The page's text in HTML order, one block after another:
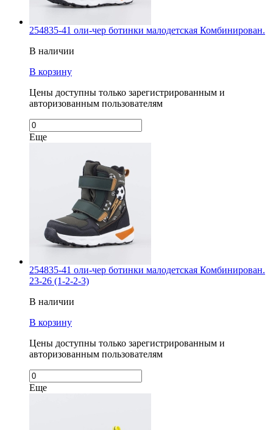
254835-41 оли-чер ботинки малодетская Комбинирован.
В наличии
В корзину
Цены доступны только зарегистрированным и
авторизованным пользователям
Еще
254835-41 оли-чер ботинки малодетская Комбинирован.
23-26 (1-2-2-3)
В наличии
В корзину
Цены доступны только зарегистрированным и
авторизованным пользователям
Еще